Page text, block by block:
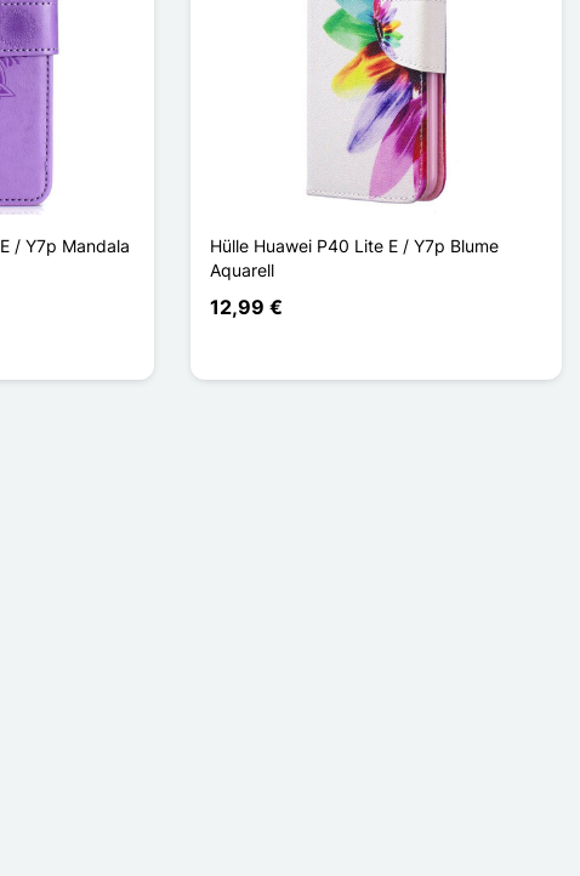
/ Y7p Mandala
Hülle Huawei P40 Lite E / Y7p Blume
Aquarell
12,99 €